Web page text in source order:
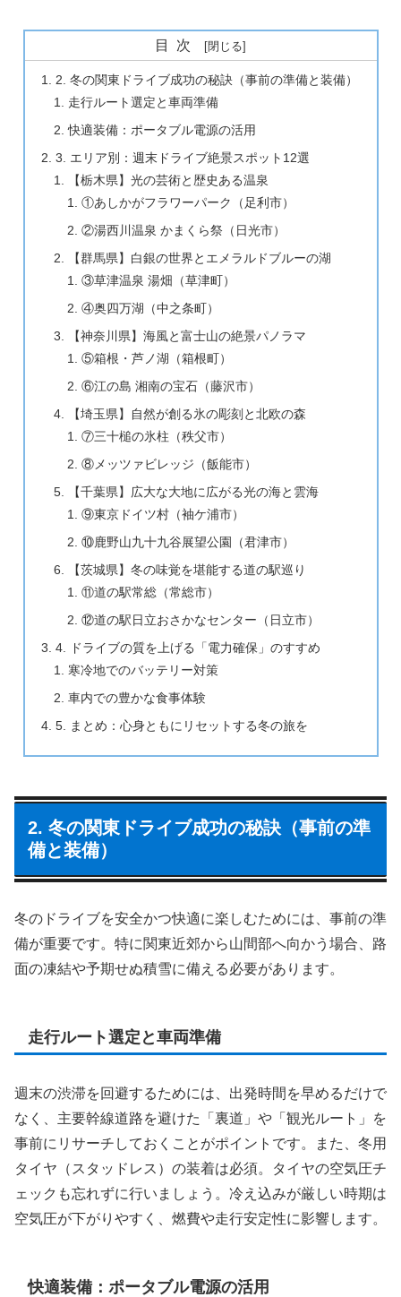
目次
2. 冬の関東ドライブ成功の秘訣（事前の準備と装備）
走行ルート選定と車両準備
快適装備：ポータブル電源の活用
3. エリア別：週末ドライブ絶景スポット12選
【栃木県】光の芸術と歴史ある温泉
①あしかがフラワーパーク（足利市）
②湯西川温泉 かまくら祭（日光市）
【群馬県】白銀の世界とエメラルドブルーの湖
③草津温泉 湯畑（草津町）
④奥四万湖（中之条町）
【神奈川県】海風と富士山の絶景パノラマ
⑤箱根・芦ノ湖（箱根町）
⑥江の島 湘南の宝石（藤沢市）
【埼玉県】自然が創る氷の彫刻と北欧の森
⑦三十槌の氷柱（秩父市）
⑧メッツァビレッジ（飯能市）
【千葉県】広大な大地に広がる光の海と雲海
⑨東京ドイツ村（袖ケ浦市）
⑩鹿野山九十九谷展望公園（君津市）
【茨城県】冬の味覚を堪能する道の駅巡り
⑪道の駅常総（常総市）
⑫道の駅日立おさかなセンター（日立市）
4. ドライブの質を上げる「電力確保」のすすめ
寒冷地でのバッテリー対策
車内での豊かな食事体験
5. まとめ：心身ともにリセットする冬の旅を
2. 冬の関東ドライブ成功の秘訣（事前の準
備と装備）
冬のドライブを安全かつ快適に楽しむためには、事前の準
備が重要です。特に関東近郊から山間部へ向かう場合、路
面の凍結や予期せぬ積雪に備える必要があります。
走行ルート選定と車両準備
週末の渋滞を回避するためには、出発時間を早めるだけで
なく、主要幹線道路を避けた「裏道」や「観光ルート」を
事前にリサーチしておくことがポイントです。また、冬用
タイヤ（スタッドレス）の装着は必須。タイヤの空気圧チ
ェックも忘れずに行いましょう。冷え込みが厳しい時期は
空気圧が下がりやすく、燃費や走行安定性に影響します。
快適装備：ポータブル電源の活用